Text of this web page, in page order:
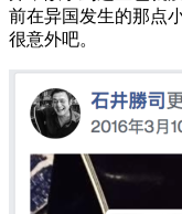
前在异国发生的那点
很意外吧。